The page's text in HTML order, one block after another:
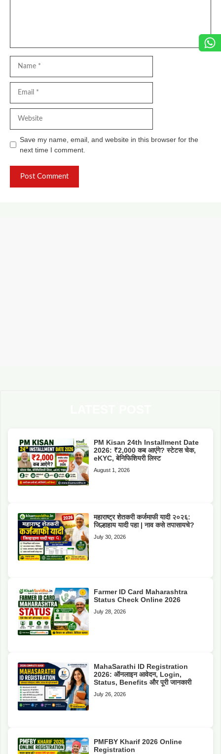
Save my name, email, and website in this browser for the
next time I comment.
PM Kisan 24th Installment Date
2026: ₹2,000 कब आएंगे? स्टेटस चेक,
eKYC, बेनिफिशियरी लिस्ट
August 1, 2026
महाराष्ट्र शेतकरी कर्जमाफी यादी २०२६:
जिल्हाहाय यादी पहा | नाव कसे तपासायचे?
July 30, 2026
Farmer ID Card Maharashtra
Status Check Online 2026
July 28, 2026
MahaSarathi ID Registration
2026: ऑनलाइन आवेदन, Login,
Status, Benefits और पूरी जानकारी
July 26, 2026
PMFBY Kharif 2026 Online
Registration